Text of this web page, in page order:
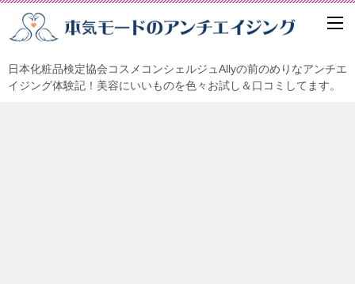
日本化粧品検定協会コスメコンシェルジュAllyの前のめりなアンチエ
イジング体験記！美容にいいものを色々お試し＆口コミしてます。